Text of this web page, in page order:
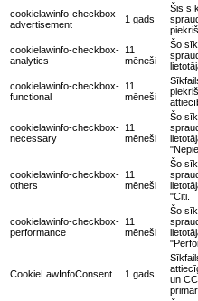
cookielawinfo-checkbox-
advertisement
1 gads
Šis
cookielawinfo-checkbox-
analytics
11
mēneši
Šo
cookielawinfo-checkbox-
functional
11
mēneši
cookielawinfo-checkbox-
necessary
11
mēneši
Šo
cookielawinfo-checkbox-
others
11
mēneši
Šo
"Citi.
cookielawinfo-checkbox-
performance
11
mēneši
Šo
CookieLawInfoConsent 1 gads
un